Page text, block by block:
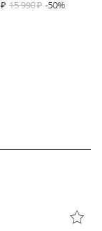
15 990 -50%